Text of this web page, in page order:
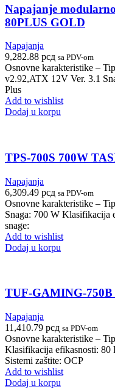
Napajanje
80PLUS GOLD
Napajanja
9,282.88 рсд sa PDV-om
Osnovne karakteristike –
v2.92,ATX 12V Ver. 3.1
Plus
Add to wishlist
Dodaj u korpu
TPS-700S 700W
Napajanja
6,309.49 рсд sa PDV-om
Osnovne karakteristike –
Snaga: 700 W Klasifikacija
snage:
Add to wishlist
Dodaj u korpu
TUF-GAMING-750B
Napajanja
11,410.79 рсд sa PDV-om
Osnovne karakteristike –
Klasifikacija efikasnosti: 80
Sistemi zaštite: OCP
Add to wishlist
Dodaj u korpu